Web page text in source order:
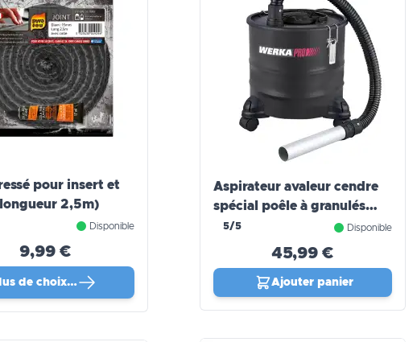
pour insert et
2,5m)
Disponible
9,99 €
de choix…
Aspirateur avaleur cendre
spécial poêle à granulés
WERKA PRO
5/5 Disponible
45,99 €
Ajouter panier